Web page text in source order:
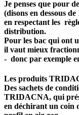
Je penses que pour
(disons en dessous
en respectant les
distribution.
Pour les bac qui ont
il vaut mieux
- donc par exemple
Les produits
Des sachets de
TRIDACNA, qui
en déchirant un coin